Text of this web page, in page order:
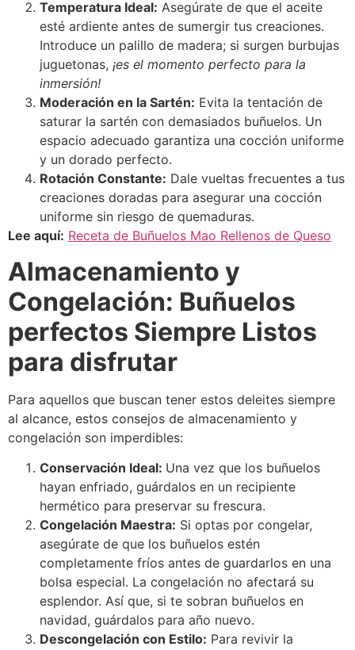
Temperatura Ideal: Asegúrate de que el aceite
esté ardiente antes de sumergir tus creaciones.
Introduce un palillo de madera; si surgen burbujas
juguetonas, ¡es el momento perfecto para la
inmersión!
Moderación en la Sartén: Evita la tentación de
saturar la sartén con demasiados buñuelos. Un
espacio adecuado garantiza una cocción uniforme
y un dorado perfecto.
Rotación Constante: Dale vueltas frecuentes a tus
creaciones doradas para asegurar una cocción
uniforme sin riesgo de quemaduras.
Lee aquí: Receta de Buñuelos Mao Rellenos de Queso
Almacenamiento y
Congelación: Buñuelos
perfectos Siempre Listos
para disfrutar
Para aquellos que buscan tener estos deleites siempre
al alcance, estos consejos de almacenamiento y
congelación son imperdibles:
Conservación Ideal: Una vez que los buñuelos
hayan enfriado, guárdalos en un recipiente
hermético para preservar su frescura.
Congelación Maestra: Si optas por congelar,
asegúrate de que los buñuelos estén
completamente fríos antes de guardarlos en una
bolsa especial. La congelación no afectará su
esplendor. Así que, si te sobran buñuelos en
navidad, guárdalos para año nuevo.
Descongelación con Estilo: Para revivir la